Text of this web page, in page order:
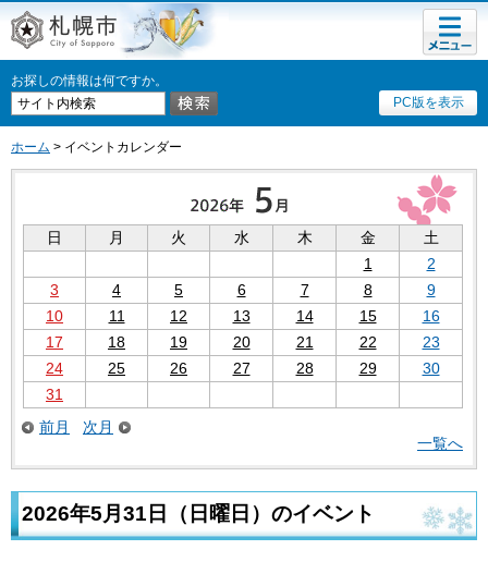
札幌市
お探しの情報は何ですか。
PC版を表示
メニュ
ー
ホーム > イベントカレンダー
日 月 火 水 木 金
土
1
2
3
4 5 6 7 8
9
10
11 12 13 14 15
16
17
18 19 20 21 22
23
24
25 26 27 28 29
30
31
前月
次月
一覧へ
2026年5月31日（日曜日）のイベント